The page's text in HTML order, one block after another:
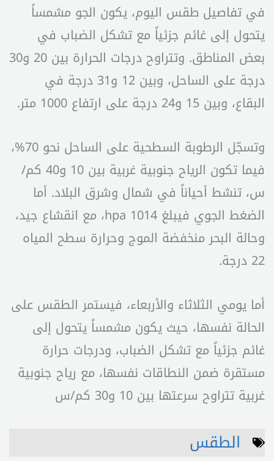
في تفاصيل طقس اليوم، يكون الجو مشمساً
يتحول إلى غائم جزئياً مع تشكل الضباب في
بعض المناطق. وتتراوح درجات الحرارة بين 20 و30
درجة على الساحل، وبين 12 و31 درجة في
البقاع، وبين 15 و24 درجة على ارتفاع 1000 متر.
وتسجّل الرطوبة السطحية على الساحل نحو 70%،
فيما تكون الرياح جنوبية غربية بين 10 و40 كم/
س، تنشط أحياناً في شمال وشرق البلاد. أما
الضغط الجوي فيبلغ 1014 hpa، مع انقشاع جيد،
وحالة البحر منخفضة الموج وحرارة سطح المياه
22 درجة.
أما يومي الثلاثاء والأربعاء، فيستمر الطقس على
الحالة نفسها، حيث يكون مشمساً يتحول إلى
غائم جزئياً مع تشكل الضباب، ودرجات حرارة
مستقرة ضمن النطاقات نفسها، مع رياح جنوبية
غربية تتراوح سرعتها بين 10 و30 كم/س
الطقس